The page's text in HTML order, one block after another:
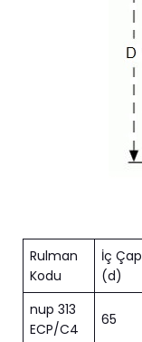
Rulman
Kodu
İç Çap
(d)
nup 313
ECP/C4
65